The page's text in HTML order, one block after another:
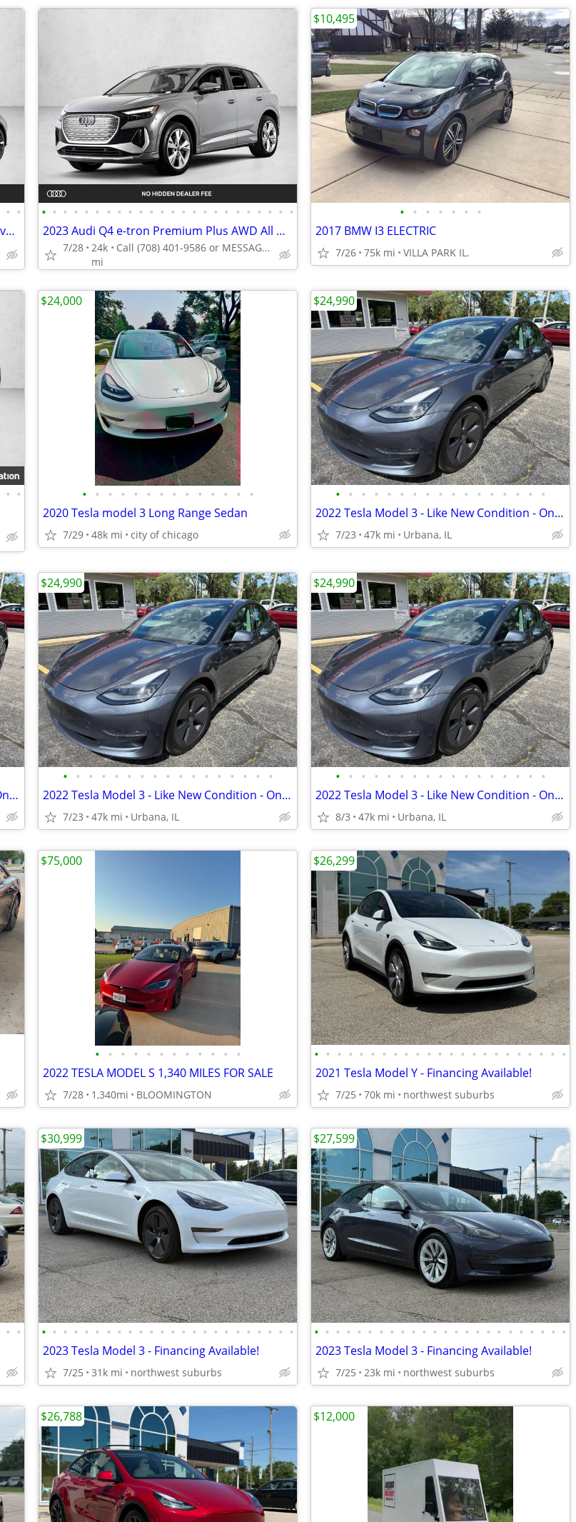
• •
2021 Porsche Taycan 4S AWD All Wheel Drive Electric AUTONATION
• • • • • • • • • • • • • • • • • • • • • • • •
2023 Audi Q4 e-tron Premium Plus AWD All Wheel Drive SUV Electric AUTONATION
7/28 24k
mi
Call (708) 401-9586 or MESSAGE/CHAT to confirm availability
• • • • • • •
2017 BMW I3 ELECTRIC
7/26 75k mi VILLA PARK IL.
$10,495
• • • • • • • • • • • • • • • •
2020 Tesla model 3 Long Range Sedan
7/29 48k mi city of chicago
$24,000
• • • • • • • • • • • • • • • • •
2022 Tesla Model 3 - Like New Condition - Only 47k Miles!
7/23 47k mi Urbana, IL
$24,990
2022 Tesla Model 3 - Like New Condition - Only 47k Miles!
• • • • • • • • • • • • • • • • •
2022 Tesla Model 3 - Like New Condition - Only 47k Miles!
7/23 47k mi Urbana, IL
$24,990
• • • • • • • • • • • • • • • • •
2022 Tesla Model 3 - Like New Condition - Only 47k Miles!
8/3 47k mi Urbana, IL
$24,990
• • • • • • • • • • • •
2022 TESLA MODEL S 1,340 MILES FOR SALE
7/28 1,340mi BLOOMINGTON
$75,000
• • • • • • • • • • • • • • • • • • • • • • •
2021 Tesla Model Y - Financing Available!
7/25 70k mi northwest suburbs
$26,299
• • • • • • • • • • • • • • • • • • • • • • • • • •
2023 Tesla Model 3 - Financing Available!
7/25 31k mi northwest suburbs
$30,999
• • • • • • • • • • • • • • • • • • • • • • • •
2023 Tesla Model 3 - Financing Available!
7/25 23k mi northwest suburbs
$27,599
$26,788 $12,000